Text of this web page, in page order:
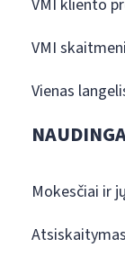
VMI kliento
VMI
Vienas
Mokesčiai ir